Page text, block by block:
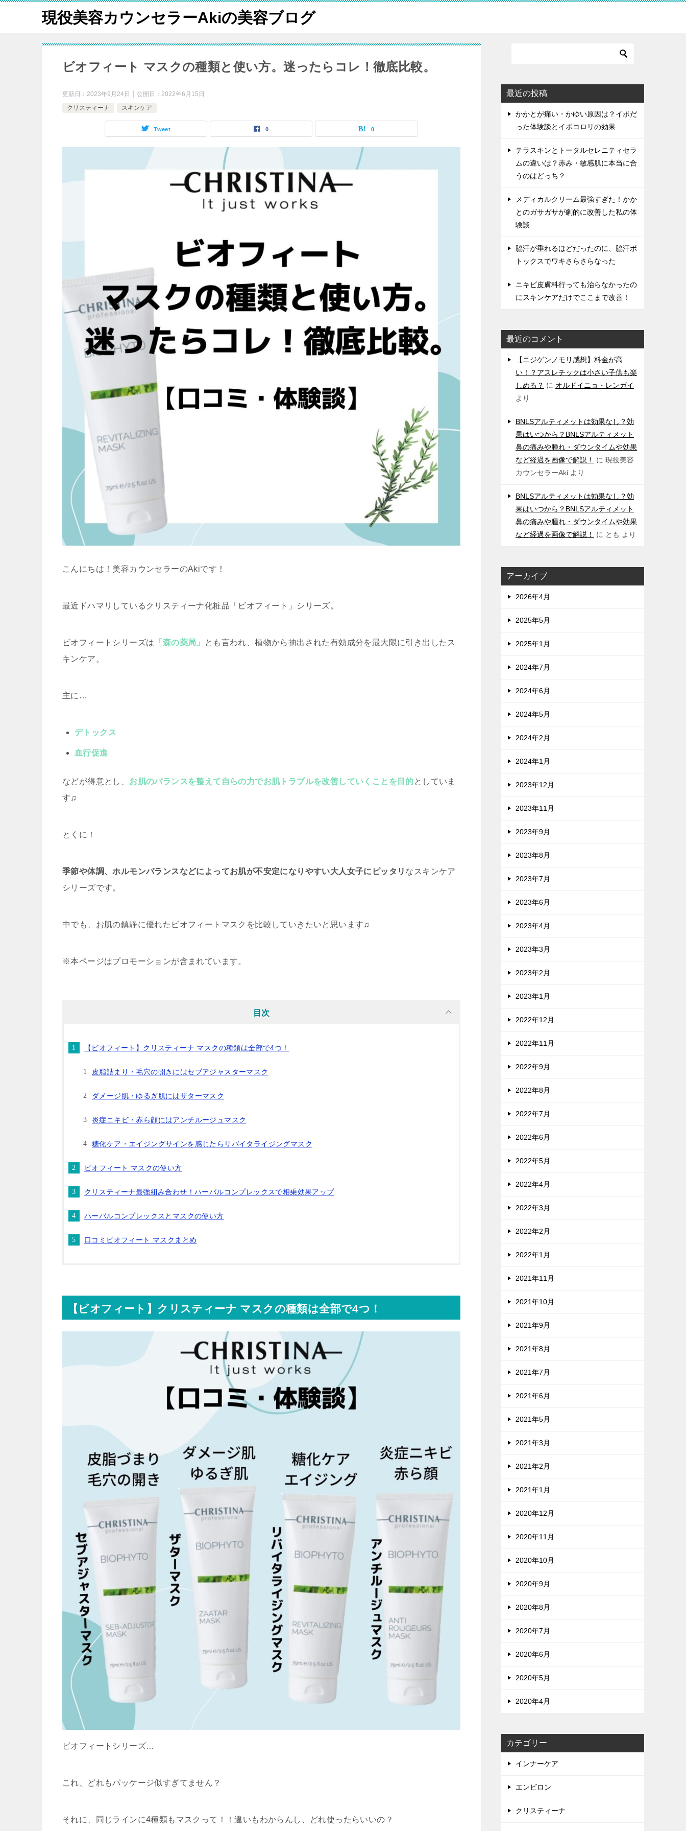
現役美容カウンセラーAkiの美容ブログ
ビオフィート マスクの種類と使い方。迷ったらコレ！徹底比較。
更新日： 2023年9月24日 公開日： 2022年6月15日
クリスティーナ
スキンケア
Tweet 0 0
こんにちは！美容カウンセラーのAkiです！
最近ドハマリしているクリスティーナ化粧品「ビオフィート」シリーズ。
ビオフィートシリーズは 「森の薬局」
とも言われ、植物から抽出された有効成分を最大限に引き出したス
キンケア。
主に…
デトックス
血行促進
などが得意とし、 お肌のバランスを整えて自らの力でお肌トラブルを改善していくことを目的としていま
す♫
とくに！
季節や体調、ホルモンバランスなどによってお肌が不安定になりやすい大人女子にピッタリ なスキンケア
シリーズです。
中でも、お肌の鎮静に優れたビオフィートマスクを比較していきたいと思います♫
※本ページはプロモーションが含まれています。
目次
【ビオフィート】クリスティーナ マスクの種類は全部で4つ！
皮脂詰まり・毛穴の開きにはセブアジャスターマスク
ダメージ肌・ゆるぎ肌にはザターマスク
炎症ニキビ・赤ら顔にはアンチルージュマスク
糖化ケア・エイジングサインを感じたらリバイタライジングマスク
ビオフィート マスクの使い方
クリスティーナ最強組み合わせ！ハーバルコンプレックスで相乗効果アップ
ハーバルコンプレックスとマスクの使い方
口コミビオフィート マスクまとめ
【ビオフィート】クリスティーナ マスクの種類は全部で4つ！
ビオフィートシリーズ…
これ、どれもパッケージ似すぎてません？
それに、同じラインに4種類もマスクって！！違いもわからんし、どれ使ったらいいの？
最近の投稿
かかとが痛い・かゆい原因は？イボだ
った体験談とイボコロリの効果
テラスキンとトータルセレニティセラ
ムの違いは？赤み・敏感肌に本当に合
うのはどっち？
メディカルクリーム最強すぎた！かか
とのガサガサが劇的に改善した私の体
験談
脇汗が垂れるほどだったのに、脇汗ボ
トックスでワキさらさらなった
ニキビ皮膚科行っても治らなかったの
にスキンケアだけでここまで改善！
最近のコメント
【ニジゲンノモリ感想】料金が高
い！？アスレチックは小さい子供も楽
しめる？ に オルドイニョ・レンガイ
より
BNLSアルティメットは効果なし？効
果はいつから？BNLSアルティメット
鼻の痛みや腫れ・ダウンタイムや効果
など経過を画像で解説！
に 現役美容
カウンセラーAki より
BNLSアルティメットは効果なし？効
果はいつから？BNLSアルティメット
鼻の痛みや腫れ・ダウンタイムや効果
など経過を画像で解説！
に とも より
アーカイブ
2026年4月
2025年5月
2025年1月
2024年7月
2024年6月
2024年5月
2024年2月
2024年1月
2023年12月
2023年11月
2023年9月
2023年8月
2023年7月
2023年6月
2023年4月
2023年3月
2023年2月
2023年1月
2022年12月
2022年11月
2022年9月
2022年8月
2022年7月
2022年6月
2022年5月
2022年4月
2022年3月
2022年2月
2022年1月
2021年11月
2021年10月
2021年9月
2021年8月
2021年7月
2021年6月
2021年5月
2021年3月
2021年2月
2021年1月
2020年12月
2020年11月
2020年10月
2020年9月
2020年8月
2020年7月
2020年6月
2020年5月
2020年4月
カテゴリー
インナーケア
エンビロン
クリスティーナ